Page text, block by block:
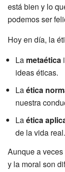
está bien y lo
podemos ser
Hoy en día, la
La metaética
ideas éticas.
Laética
nuestra
Laética
de la vida real.
Aunque a
y la moral son